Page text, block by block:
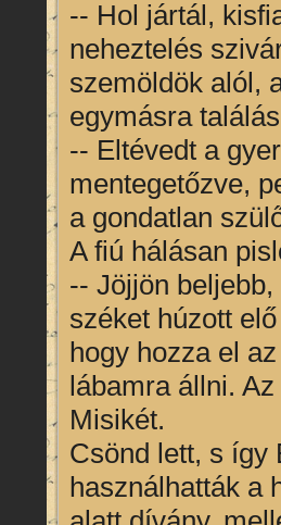
-- Hol jártál,
neheztelés
szemöldök alól,
egymásra
-- Eltévedt a
mentegetőzve,
a gondatlan
A fiú hálásan
-- Jöjjön
széket húzott
hogy hozza el
lábamra állni.
Misikét.
Csönd lett, s így
használhatták a